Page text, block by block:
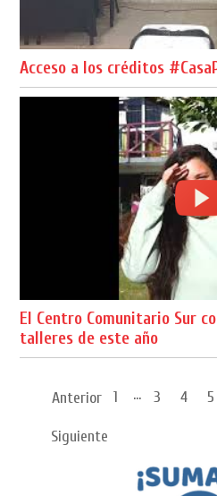
Acceso a los créditos
El Centro Comunitario Sur
talleres de este año
Anterior 1 ... 3 4 5
Siguiente